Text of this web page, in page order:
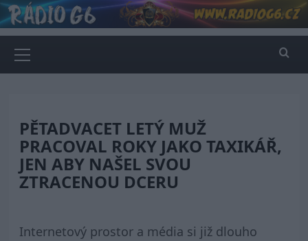
Skip
to
content
Menu
PĚTADVACET LETÝ MUŽ
PRACOVAL ROKY JAKO TAXIKÁŘ,
JEN ABY NAŠEL SVOU
ZTRACENOU DCERU
Internetový prostor a média si již dlouho